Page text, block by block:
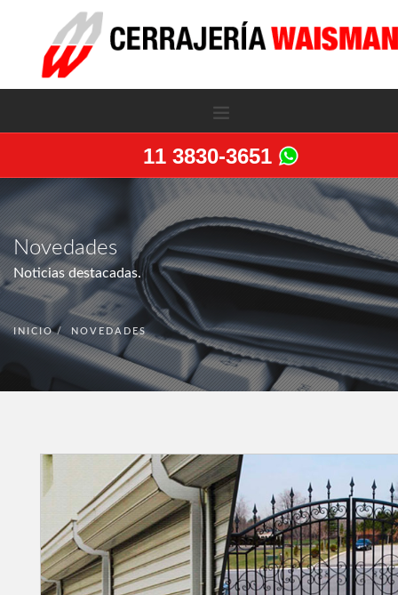
LA EMPRESA
SERVICIOS
PRODUCTOS
NOVEDADES
PERSIANAS METALICAS
11 3830-3651
Novedades
Noticias destacadas.
INICIO NOVEDADES